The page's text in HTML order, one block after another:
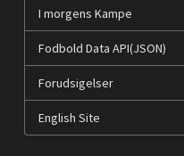
I morgens Kampe
Fodbold Data API(JSON)
Forudsigelser
English Site